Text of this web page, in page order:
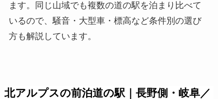
ます。同じ山域でも複数の道の駅を泊まり比べて
いるので、騒音・大型車・標高など条件別の選び
方も解説しています。
北アルプスの前泊道の駅｜長野側・岐阜／